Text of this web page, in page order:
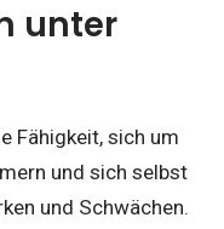
unter
Fähigkeit, sich um
und sich selbst
und Schwächen.